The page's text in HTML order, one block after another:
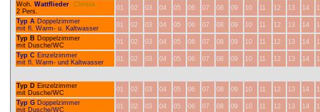
Woh. Wattflieder- Christa
2 Pers.
01 02 03 04 05 06 07 08 09 10 11 12 13 14
Typ A Doppelzimmer
mit fl. Warm- u. Kaltwasser
01 02 03 04 05 06 07 08 09 10 11 12 13 14
Typ B Doppelzimmer
mit Dusche/WC
01 02 03 04 05 06 07 08 09 10 11 12 13 14
Typ C Einzelzimmer
mit fl. Warm- und Kaltwasser
01 02 03 04 05 06 07 08 09 10 11 12 13 14
Typ D Einzelzimmer
mit Dusche/WC
01 02 03 04 05 06 07 08 09 10 11 12 13 14
Typ G Doppelzimmer
mit Dusche/WC
01 02 03 04 05 06 07 08 09 10 11 12 13 14